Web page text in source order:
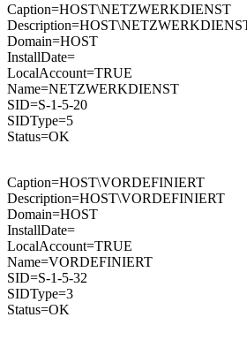
Caption=HOST\NETZWERKDIENST
Domain=HOST
InstallDate=
LocalAccount=TRUE
Name=NETZWERKDIENST
SID=S-1-5-20
SIDType=5
Status=OK
Caption=HOST\VORDEFINIERT
Description=HOST\VORDEFINIERT
Domain=HOST
InstallDate=
LocalAccount=TRUE
Name=VORDEFINIERT
SID=S-1-5-32
SIDType=3
Status=OK